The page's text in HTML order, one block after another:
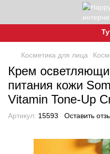
Тут
Косметика для лица
Крем
питания кожи
Vitamin Tone-Up
Артикул: 15593 Оставить